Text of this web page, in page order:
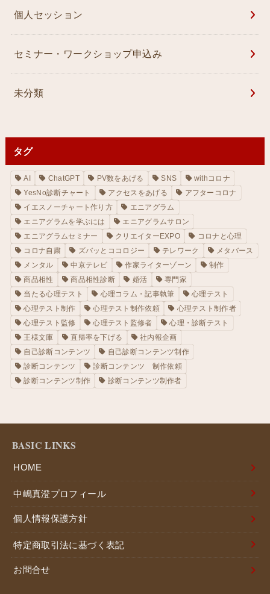
個人セッション
セミナー・ワークショップ申込み
未分類
タグ
AI ChatGPT PV数をあげる SNS
withコロナ
YesNo診断チャート
アクセスをあげる
アフターコロナ
イエスノーチャート作り方
エニアグラム
エニアグラムを学ぶには
エニアグラムサロン
エニアグラムセミナー
クリエイターEXPO
コロナと心理
コロナ自粛
ズバッとココロジー テレワーク
メタバース
メンタル
中京テレビ 作家ライターゾーン
制作
商品相性
商品相性診断 婚活
専門家
当たる心理テスト
心理コラム・記事執筆
心理テスト
心理テスト制作
心理テスト制作依頼
心理テスト制作者
心理テスト監修
心理テスト監修者
心理・診断テスト
王様文庫
直帰率を下げる
社内報企画
自己診断コンテンツ
自己診断コンテンツ制作
診断コンテンツ
診断コンテンツ 制作依頼
診断コンテンツ制作
診断コンテンツ制作者
BASIC LINKS
HOME
中嶋真澄プロフィール
個人情報保護方針
特定商取引法に基づく表記
お問合せ